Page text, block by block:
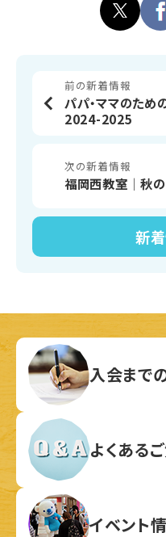
前の新着情報
パパ・ママのため
2024-2025
新
次の新着情報
福岡西教室│秋の
入会まで
よくある
イベント